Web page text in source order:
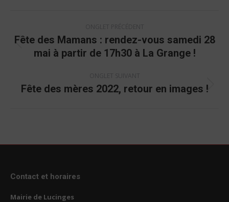
de
commentaire
Onglet
Fête des Mamans : rendez-vous samedi 28
mai à partir de 17h30 à La Grange !
Onglet
Fête des mères 2022, retour en images !
Contact et horaires
Mairie de Lucinges